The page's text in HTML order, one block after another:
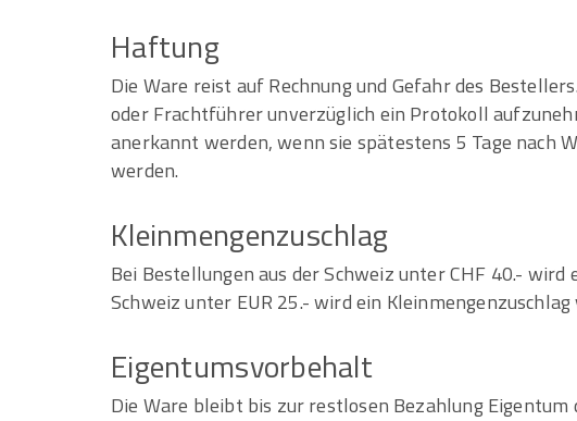
Haftung
Die Ware reist auf Rechnung und Gefahr des
oder Frachtführer unverzüglich ein Protokoll
anerkannt werden, wenn sie spätestens 5 Tage nach
werden.
Kleinmengenzuschlag
Bei Bestellungen aus der Schweiz unter CHF 40.-
Schweiz unter EUR 25.- wird ein Kleinmengenzuschlag
Eigentumsvorbehalt
Die Ware bleibt bis zur restlosen Bezahlung Eigentum